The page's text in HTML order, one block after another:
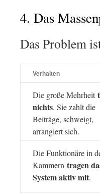
4. Das
Das Problem
Verhalten
Die große Mehrheit
nichts. Sie zahlt die
Beiträge, schweigt,
arrangiert sich.
Die Funktionäre in
Kammern tragen
System aktiv mit.